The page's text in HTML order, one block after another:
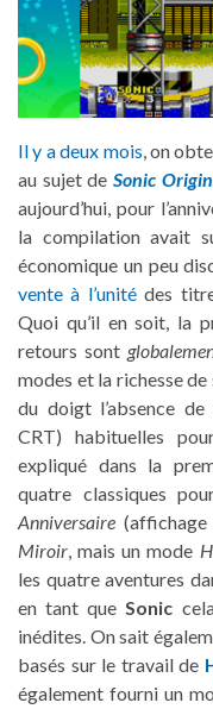
Il y a deux mois, on
au sujet de Sonic
aujourd’hui, pour
la compilation avait
économique un peu
vente à l’unitédes
Quoi qu’il en soit, la
retours sont
modes et la richesse
du doigt l’absence
CRT) habituelles
expliqué dans la
quatre classiques
Anniversaire
Miroir, mais un mode
les quatre aventures
en tant queSonic
inédites. On sait
basés sur le travail de
également fourni un